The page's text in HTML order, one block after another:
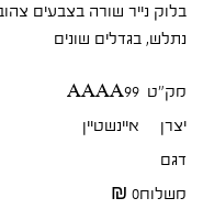
בלוק נייר שורה בצבעים
נתלש, בגדלים שונים
מק"ט AAAA99
יצרן
איינשטיין
דגם
משלוח0 ₪